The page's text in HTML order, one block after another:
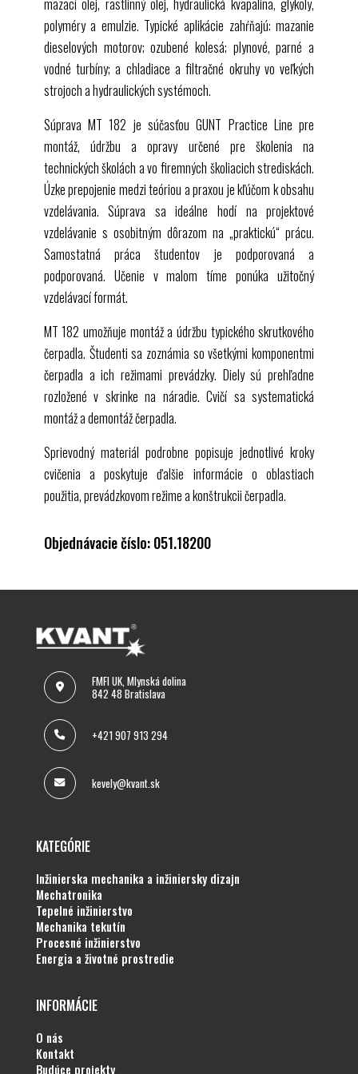
mazací olej, rastlinný olej, hydraulická kvapalina, glykoly,
polyméry a emulzie. Typické aplikácie zahŕňajú: mazanie
dieselových motorov; ozubené kolesá; plynové, parné a
vodné turbíny; a chladiace a filtračné okruhy vo veľkých
strojoch a hydraulických systémoch.
SúpravaMT 182 je súčasťouGUNT Practice Line pre
montáž, údržbu a opravy určené pre školenia na
technických školách a vo firemných školiacich strediskách.
Úzke prepojenie medzi teóriou a praxou je kľúčom k obsahu
vzdelávania. Súprava sa ideálne hodí na projektové
vzdelávanie s osobitným dôrazom na „praktickú“ prácu.
Samostatná práca študentov je podporovaná a
podporovaná. Učenie v malom tíme ponúka užitočný
vzdelávací formát.
MT 182 umožňuje montáž a údržbu typického skrutkového
čerpadla. Študenti sa zoznámia so všetkými komponentmi
čerpadla a ich režimami prevádzky. Diely sú prehľadne
rozložené v skrinke na náradie. Cvičí sa systematická
montáž a demontáž čerpadla.
Sprievodný materiál podrobne popisuje jednotlivé kroky
cvičenia a poskytuje ďalšie informácie o oblastiach
použitia, prevádzkovom režime a konštrukcii čerpadla.
Objednávacie číslo: 051.18200
FMFI UK, Mlynská dolina
842 48 Bratislava
+421 907 913 294
kevely@kvant.sk
KATEGÓRIE
inžinierska mechanika a inžiniersky dizajn
mechatronika
tepelné inžinierstvo
mechanika tekutín
procesné inžinierstvo
energia a životné prostredie
INFORMÁCIE
o nás
kontakt
budúce projekty